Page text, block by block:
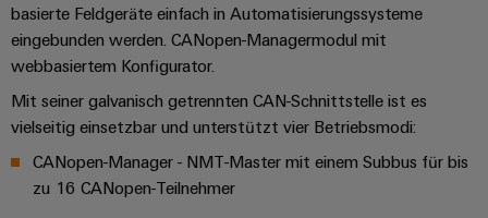
basierte Feldgeräte einfach in Automatisierungssysteme
eingebunden werden. CANopen-Managermodul mit
webbasiertem Konfigurator.
Mit seiner galvanisch getrennten CAN-Schnittstelle ist es
vielseitig einsetzbar und unterstützt vier Betriebsmodi: ​
CANopen-Manager - NMT-Master mit einem Subbus für bis
zu 16 CANopen-Teilnehmer​